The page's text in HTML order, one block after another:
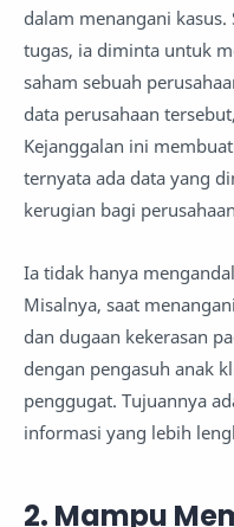
dalam menangani
tugas, ia diminta untuk
saham sebuah
data perusahaan
Kejanggalan ini
ternyata ada data yang
kerugian bagi
Ia tidak hanya
Misalnya, saat
dan dugaan kekerasan
dengan pengasuh anak
penggugat. Tujuannya
informasi yang lebih
2. Mampu